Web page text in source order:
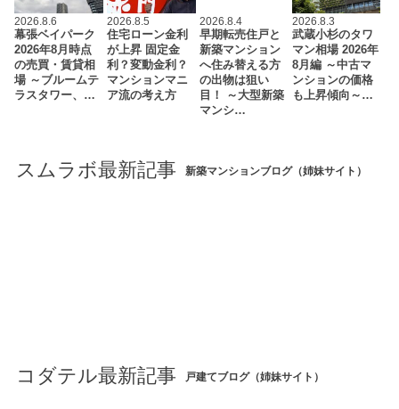
2026.8.6
幕張ベイパーク
2026年8月時点
の売買・賃貸相
場 ～ブルームテ
ラスタワー、…
2026.8.5
住宅ローン金利
が上昇 固定金
利？変動金利？
マンションマニ
ア流の考え方
2026.8.4
早期転売住戸と
新築マンション
へ住み替える方
の出物は狙い
目！ ～大型新築
マンシ…
2026.8.3
武蔵小杉のタワ
マン相場 2026年
8月編 ～中古マ
ンションの価格
も上昇傾向～…
スムラボ最新記事 新築マンションブログ（姉妹サイト）
コダテル最新記事 戸建てブログ（姉妹サイト）